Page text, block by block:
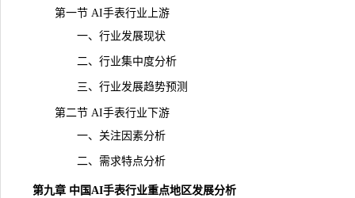
第一节 AI手表行业上游
一、行业发展现状
二、行业集中度分析
三、行业发展趋势预测
第二节 AI手表行业下游
一、关注因素分析
二、需求特点分析
第九章 中国AI手表行业重点地区发展分析